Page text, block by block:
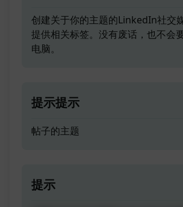
创建关于你的主题的LinkedIn社交
提供相关标签。没有废话，也不会
电脑。
提示提示
帖子的主题
提示